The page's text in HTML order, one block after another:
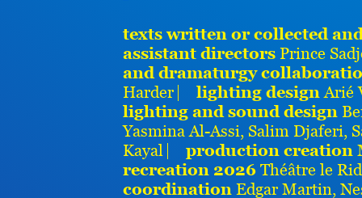
texts written or collected
assistant directors Prince
and dramaturgy
Harder ⎸ lighting design Arié
lighting and sound design
Yasmina Al-Assi, Salim Djaferi,
Kayal ⎸ production creation
recreation 2026 Théâtre le
coordination Edgar Martin,